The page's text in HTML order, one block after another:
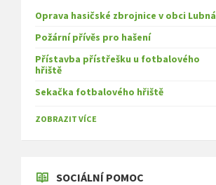
Oprava hasičské zbrojnice v obci Lubná
Požární přívěs pro hašení
Přístavba přístřešku u fotbalového
hřiště
Sekačka fotbalového hřiště
ZOBRAZIT VÍCE
SOCIÁLNÍ POMOC